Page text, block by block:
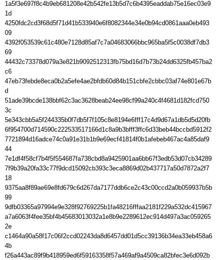
1a5f3e697f8c4b9eb681208e42b542fe13b5d7c6b4395eaddab75e16ec03e9
1d
4250fdc2cd3f68d5f71d41b533940e6f8082344e34e0b94cd0861aaa0eb493
09
4392f053539c61c480e7128d85af7c7a04683066bbc965ba5f5c0038df7db3
69
44432c73378d079a3e821b9092512313fb75bd16d7b73b24dd6325fb457ba2
c6
47eb73febde8eca0b2a5efe4ae2bfdb60d84b151cbfe2cbbc03af74e801e67b
d
51ade39bcde138bbf62c3ac3628beab24ee98cf99a240c4f4681d182fcd750
3c
5e343cbb5a5f244335b0f7db5f7f105c8e8194e6fff17c4d9d67a1db5d5d20fb
6f954700d714590c222533517166d1c8a9b3bfff3ffc6d33beb44bccbd5912f2
7721894d16adce74c0a91e31b1b9e69ecf41814f0b1afebeb467ac4a85daf9
44
7e1df4f58cf7b4f5f554687fa738cbd8a9425901aa6bb67f3edb53d07cb34289
7f9b39a20fa33c77f9dcd15092cb393c3eca8869d02b437717a50d7872a2f7
18
9375aa8f89ae69e8fd679c6d267da7177ddb6ce2c43c00ccd2a0b059937b5b
99
9dfb03365a97994e9e328f92769225b1fa48216fffaa2181f229a532dc415967
a7a6063f4fee35bf4b45683013032a1e8b9e2289612ec914d497a3ac059265
2e
c1464a90a58f17c06f2ccd02243da8d6457dd01d5cc39136b34ea33eb458a6
4b
f26a443ac89f9b418959ed6f59163358f57a469af9a4509ca82bfec3e6d092b